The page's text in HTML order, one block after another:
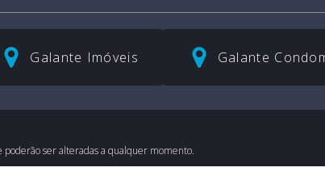
Galante Imóveis Galante
poderão ser alteradas a qualquer momento.